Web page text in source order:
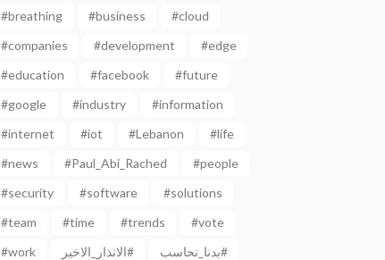
#breathing #business
#cloud
#companies
#development
#edge
#education
#facebook
#future
#google
#industry
#information
#internet
#iot #Lebanon
#life
#news
#Paul_Abi_Rached
#people
#security
#software
#solutions
#team
#time #trends
#vote
#work
الانذار_الاخير#
بدنا_نحاسب#